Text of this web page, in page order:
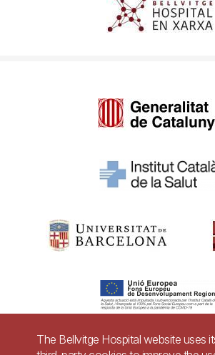
The Bellvitge Hospital website uses